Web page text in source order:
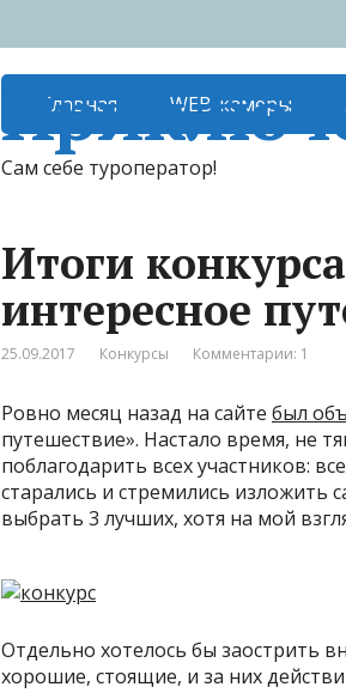
Сам себе туроператор!
Главная WEB-камеры
Итоги
интересное
25.09.2017 Конкурсы Комментарии: 1
Ровно месяц назад на сайте был
путешествие». Настало время, не
поблагодарить всех участников:
старались и стремились
выбрать 3 лучших, хотя на мой
Отдельно хотелось бы заострить
хорошие, стоящие, и за них